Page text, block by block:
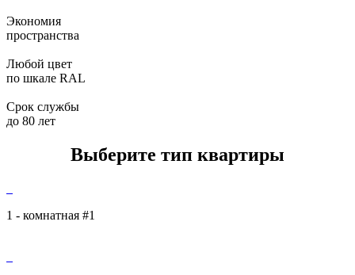
Экономия
пространства
Любой цвет
по шкале RAL
Срок службы
до 80 лет
Выберите тип квартиры
1 - комнатная #1